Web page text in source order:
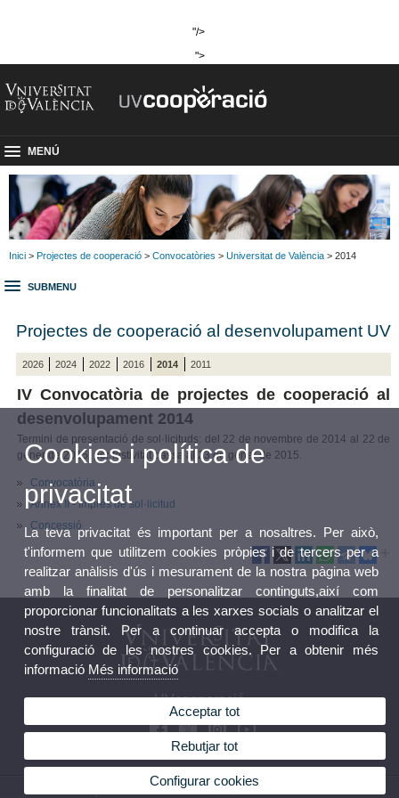
"/>
">
MENÚ
Inici > Projectes de cooperació > Convocatòries > Universitat de València > 2014
SUBMENU
Projectes de cooperació al desenvolupament UV
2026 2024 2022 2016 2014 2011
IV Convocatòria de projectes de cooperació al
desenvolupament 2014
Termini de presentació de sol·licituds: del 22 de novembre de 2014 al 22 de
gener de 2015, per festivitat passa al 23 de gener de 2015.
Convocatòria
Annex II - Imprés de sol·licitud
Concessió
UVcooperació
© 2026 UV. - EspaiVives Avda. Blasco Ibañez, 23, 46010 València. Tel: 963 983 935
Cookies i política de
privacitat
La teva privacitat és important per a nosaltres. Per això,
t'informem que utilitzem cookies pròpies i de tercers per a
realitzar anàlisis d'ús i mesurament de la nostra pàgina web
amb la finalitat de personalitzar continguts,així com
proporcionar funcionalitats a les xarxes socials o analitzar el
nostre trànsit. Per a continuar accepta o modifica la
configuració de les nostres cookies. Per a obtenir més
informació Més informació
Acceptar tot
Rebutjar tot
Configurar cookies